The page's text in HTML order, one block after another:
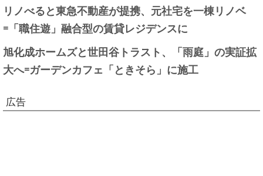
リノべると東急不動産が提携、元社宅を一棟リノベ
=「職住遊」融合型の賃貸レジデンスに
旭化成ホームズと世田谷トラスト、「雨庭」の実証拡
大へ=ガーデンカフェ「ときそら」に施工
広告